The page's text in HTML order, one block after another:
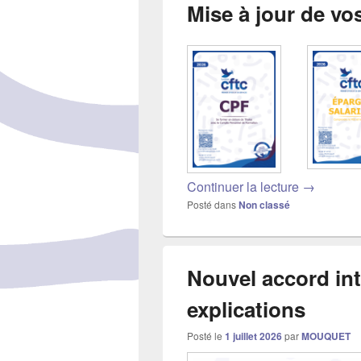
Mise à jour de
Continuer la lecture Mise à
→
Posté dansNon classé
Nouvel accord
explications
Posté le 1 juillet 2026parMOUQUET